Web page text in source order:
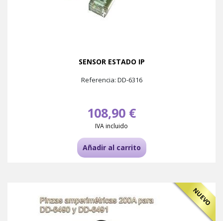
SENSOR ESTADO IP
Referencia: DD-6316
108,90 €
IVA incluido
Añadir al carrito
NUEVO